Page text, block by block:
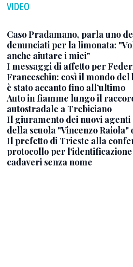
VIDEO
Caso Pradamano, parla uno
denunciati per la limonata:
anche aiutare i miei"
I messaggi di affetto per
Franceschin: così il mondo del
è stato accanto fino all’ultimo
Auto in fiamme lungo il
autostradale a Trebiciano
Il giuramento dei nuovi agenti
della scuola "Vincenzo Raiola"
Il prefetto di Trieste alla
protocollo per
cadaveri senza nome